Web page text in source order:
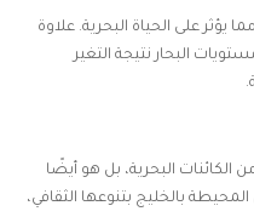
يؤثر على الحياة البحرية. علاوة
البحار نتيجة التغير
البحرية، بل هو أيضًا
المحيطة بالخليج بتنوعها الثقافي،